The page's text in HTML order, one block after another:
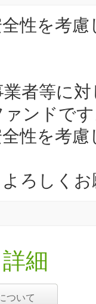
性を考
者等に
ァンドで
性を考
ろしく
細
ついて